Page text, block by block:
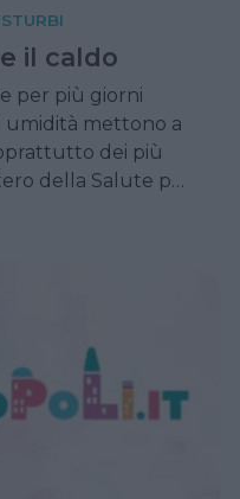
il caldo
per più giorni
umidità mettono a
dei più
della Salute per